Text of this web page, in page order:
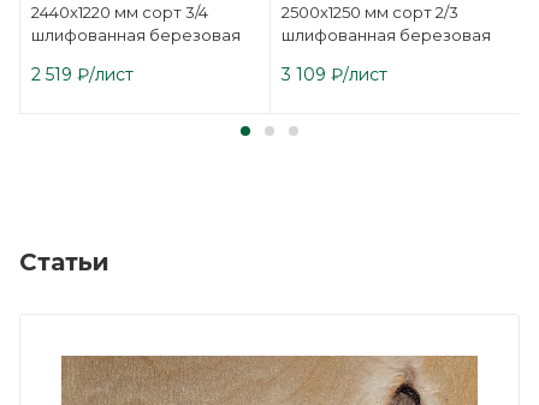
2440х1220 мм сорт 3/4
шлифованная березовая
2 519 ₽/лист
2500х1250 мм сорт 2/3
шлифованная березовая
3 109 ₽/лист
Статьи